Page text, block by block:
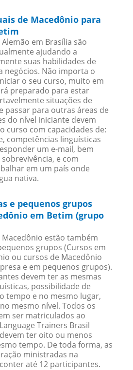
de Macedônio para
em Brasília são
ajudando a
suas habilidades de
negócios. Não importa o
o seu curso, muito em
preparado para estar
situações de
passar para outras áreas de
do nível iniciante devem
curso com capacidades de:
competências linguísticas
um e-mail, bem
e com
em um país onde
nativa.
e pequenos grupos
em Betim (grupo
estão também
grupos (Cursos em
ou cursos de Macedônio
e em pequenos grupos).
devem ter as mesmas
possibilidade de
tempo e no mesmo lugar,
mesmo nível. Todos os
ser matriculados ao
Trainers Brasil
ter oito ou menos
tempo. De toda forma, as
ministradas na
até 12 participantes.